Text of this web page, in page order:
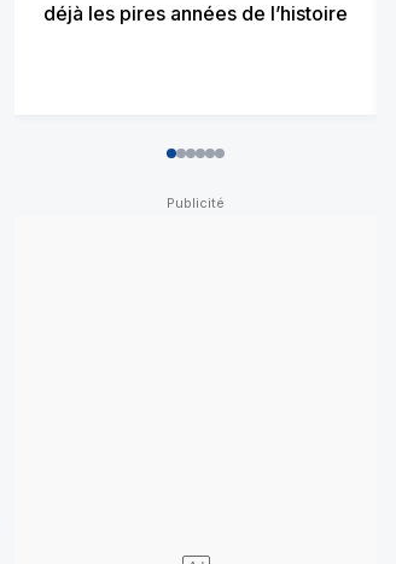
déjà les pires années de l’histoire
012345